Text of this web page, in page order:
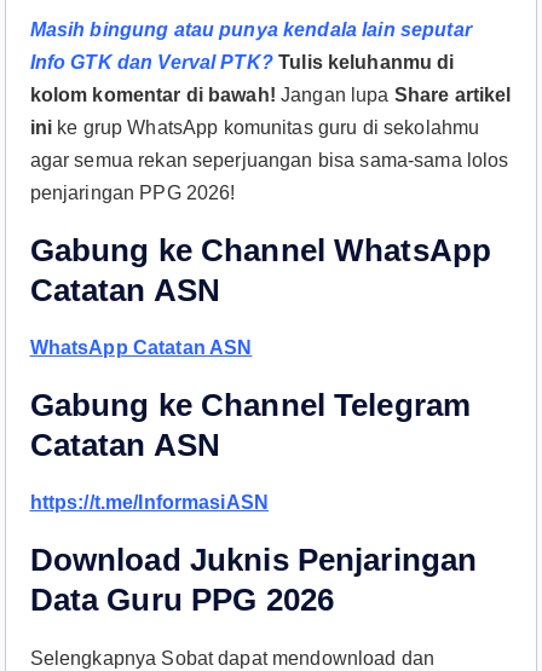
Masih bingung atau punya kendala lain seputar
Info GTK dan Verval PTK? Tulis keluhanmu di
kolom komentar di bawah! Jangan lupa Share artikel
inike grup WhatsApp komunitas guru di sekolahmu
agar semua rekan seperjuangan bisa sama-sama lolos
penjaringan PPG 2026!
Gabung ke Channel WhatsApp
Catatan ASN
WhatsApp Catatan ASN
Gabung ke Channel Telegram
Catatan ASN
https://t.me/InformasiASN
Download Juknis Penjaringan
Data Guru PPG 2026
Selengkapnya Sobat dapat mendownload dan